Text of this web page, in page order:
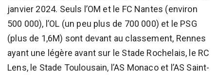
janvier 2024. Seuls l’OM et le FC Nantes (environ
500 000), l’OL (un peu plus de 700 000) et le PSG
(plus de 1,6M) sont devant au classement, Rennes
ayant une légère avant sur le Stade Rochelais, le RC
Lens, le Stade Toulousain, l’AS Monaco et l’AS Saint-